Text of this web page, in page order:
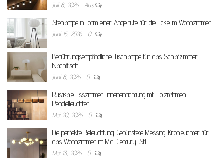
Juli 8, 2026 Aus
Stehlampe in Form einer Angelrute für die Ecke im Wohnzimmer
Juni 15, 2026 0
Berührungsempfindliche Tischlampe für das Schlafzimmer-
Nachttisch
Juni 8, 2026 0
Rustikale Esszimmer-Inneneinrichtung mit Holzrahmen-
Pendelleuchter
Mai 20, 2026 0
Die perfekte Beleuchtung: Gebürstete Messing-Kronleuchter für
das Wohnzimmer im Mid-Century-Stil
Mai 13, 2026 0